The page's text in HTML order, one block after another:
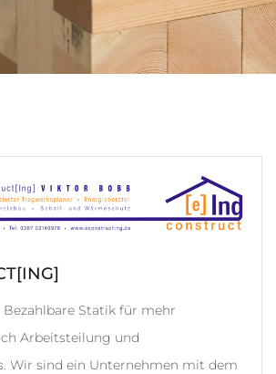
Bezahlbare Statik für mehr
Arbeitsteilung und
Wir sind ein Unternehmen mit dem